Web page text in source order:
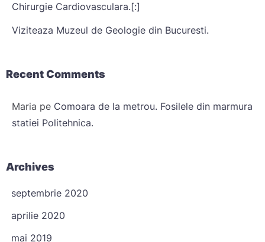
Chirurgie Cardiovasculara.[:]
Viziteaza Muzeul de Geologie din Bucuresti.
Recent Comments
Maria pe Comoara de la metrou. Fosilele din marmura
statiei Politehnica.
Archives
septembrie 2020
aprilie 2020
mai 2019